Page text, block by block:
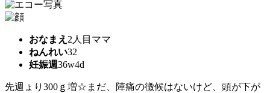
おなまえ 2人目ママ
ねんれい32
妊娠週36w4d
先週ょり300ｇ増☆まだ、陣痛の徴候はないけど、頭が下が